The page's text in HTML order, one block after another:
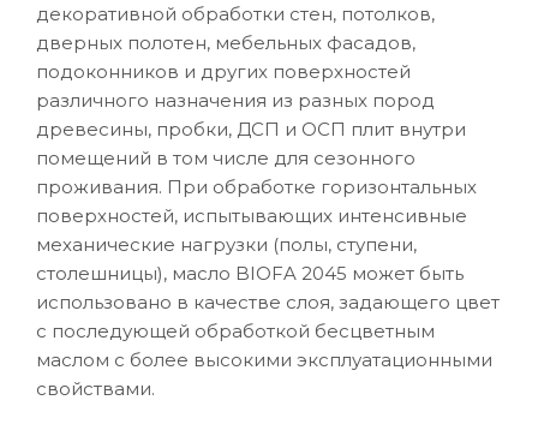
декоративной обработки стен, потолков,
дверных полотен, мебельных фасадов,
подоконников и других поверхностей
различного назначения из разных пород
древесины, пробки, ДСП и ОСП плит внутри
помещений в том числе для сезонного
проживания. При обработке горизонтальных
поверхностей, испытывающих интенсивные
механические нагрузки (полы, ступени,
столешницы), масло BIOFA 2045 может быть
использовано в качестве слоя, задающего цвет
с последующей обработкой бесцветным
маслом с более высокими эксплуатационными
свойствами.